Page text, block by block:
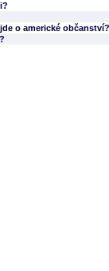
o americké občanství?